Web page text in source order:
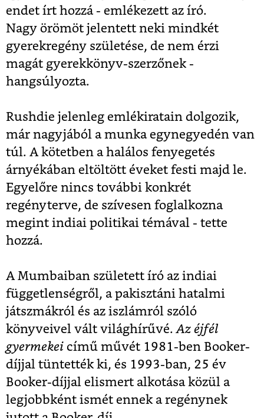
endet írt hozzá - emlékezett az író.
Nagy örömöt jelentett neki mindkét
gyerekregény születése, de nem érzi
magát gyerekkönyv-szerzőnek -
hangsúlyozta.
Rushdie jelenleg emlékiratain dolgozik,
már nagyjából a munka egynegyedén van
túl. A kötetben a halálos fenyegetés
árnyékában eltöltött éveket festi majd le.
Egyelőre nincs további konkrét
regényterve, de szívesen foglalkozna
megint indiai politikai témával - tette
hozzá.
A Mumbaiban született író az indiai
függetlenségről, a pakisztáni hatalmi
játszmákról és az iszlámról szóló
könyveivel vált világhírűvé. Az éjfél
gyermekei című művét 1981-ben Booker-
díjjal tüntették ki, és 1993-ban, 25 év
Booker-díjjal elismert alkotása közül a
legjobbként ismét ennek a regénynek